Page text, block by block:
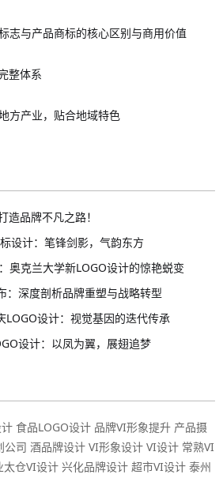
志与产品商标的核心区别与商用价值
整体系
方产业，贴合地域特色
造品牌不凡之路！
设计：笔锋剑影，气韵东方
奥克兰大学新LOGO设计的惊艳蜕变
：深度剖析品牌重塑与战略转型
LOGO设计：视觉基因的迭代传承
设计：以凤为翼，展翅追梦
食品LOGO设计 品牌VI形象提升 产品摄
公司 酒品牌设计 VI形象设计 VI设计 常熟VI
太仓VI设计 兴化品牌设计 超市VI设计 泰州